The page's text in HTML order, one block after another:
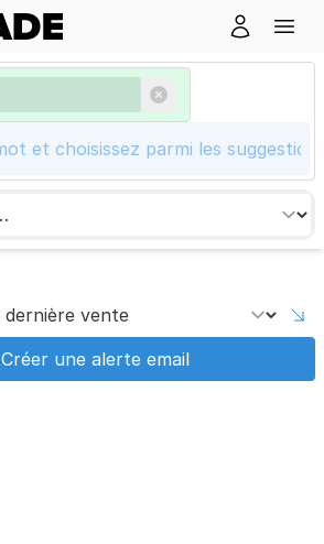
Créer une alerte email